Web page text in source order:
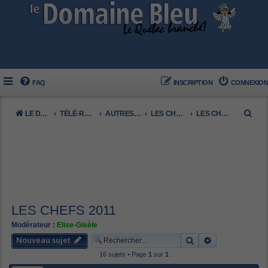
FAQ CONNEXION
INSCRIPTION
LE DOMAINE BLEU TÉLÉ-RÉALITÉ FRANCOPHONE AUTRES (FRANCO) LES CHEFS LES CHEFS 2011
LES CHEFS 2011
Modérateur : Elise-Gisèle
Nouveau sujet Rechercher
16 sujets • Page 1 sur 1